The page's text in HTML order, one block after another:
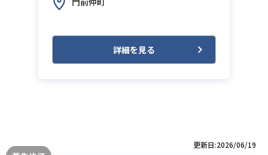
詳細を見る
更新日:2026/06/19